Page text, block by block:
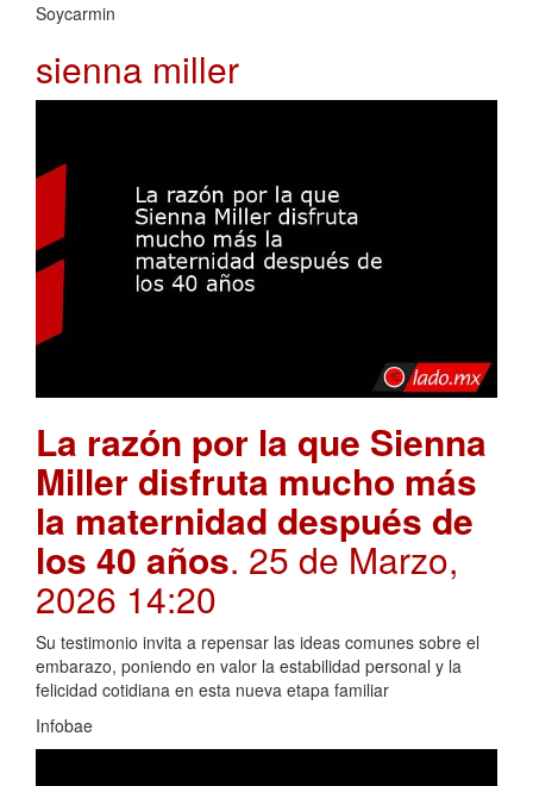
Soycarmin
sienna miller
La razón por la que Sienna
Miller disfruta mucho más
la maternidad después de
los 40 años. 25 de Marzo,
2026 14:20
Su testimonio invita a repensar las ideas comunes sobre el
embarazo, poniendo en valor la estabilidad personal y la
felicidad cotidiana en esta nueva etapa familiar
Infobae